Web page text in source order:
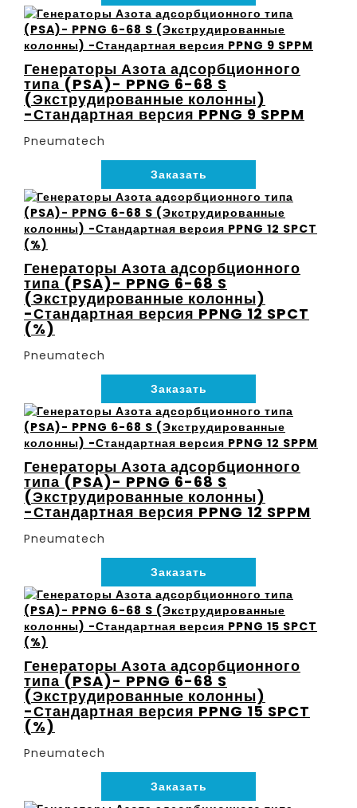
Генераторы Азота адсорбционного
типа (PSA)- PPNG 6-68 S
(Экструдированные колонны)
-Стандартная версия PPNG 9 SPPM
Pneumatech
Заказать
Генераторы Азота адсорбционного
типа (PSA)- PPNG 6-68 S
(Экструдированные колонны)
-Стандартная версия PPNG 12 SPCT
(%)
Pneumatech
Заказать
Генераторы Азота адсорбционного
типа (PSA)- PPNG 6-68 S
(Экструдированные колонны)
-Стандартная версия PPNG 12 SPPM
Pneumatech
Заказать
Генераторы Азота адсорбционного
типа (PSA)- PPNG 6-68 S
(Экструдированные колонны)
-Стандартная версия PPNG 15 SPCT
(%)
Pneumatech
Заказать